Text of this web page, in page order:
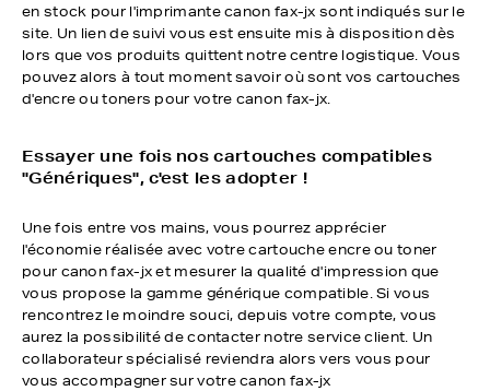
en stock pour l'imprimante canon fax-jx sont indiqués sur le
site. Un lien de suivi vous est ensuite mis à disposition dès
lors que vos produits quittent notre centre logistique. Vous
pouvez alors à tout moment savoir où sont vos cartouches
d'encre ou toners pour votre canon fax-jx.
Essayer une fois nos cartouches compatibles
"Génériques", c'est les adopter !
Une fois entre vos mains, vous pourrez apprécier
l'économie réalisée avec votre cartouche encre ou toner
pour canon fax-jx et mesurer la qualité d'impression que
vous propose la gamme générique compatible. Si vous
rencontrez le moindre souci, depuis votre compte, vous
aurez la possibilité de contacter notre service client. Un
collaborateur spécialisé reviendra alors vers vous pour
vous accompagner sur votre canon fax-jx